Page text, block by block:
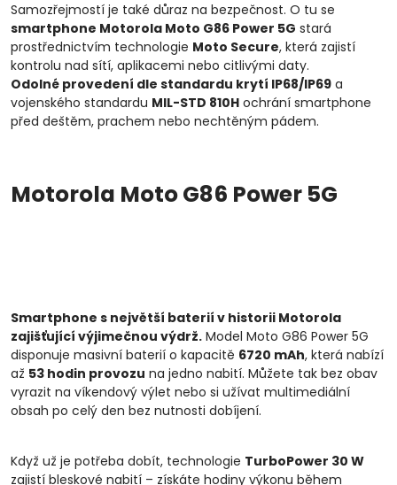
Samozřejmostí je také důraz na bezpečnost. O tu se
smartphone Motorola Moto G86 Power 5G stará
prostřednictvím technologie Moto Secure, která zajistí
kontrolu nad sítí, aplikacemi nebo citlivými daty.
Odolné provedení dle standardu krytí IP68/IP69 a
vojenského standardu MIL-STD 810H ochrání smartphone
před deštěm, prachem nebo nechtěným pádem.
Motorola Moto G86 Power 5G
Smartphone s největší baterií v historii Motorola
zajišťující výjimečnou výdrž. Model Moto G86 Power 5G
disponuje masivní baterií o kapacitě 6720 mAh, která nabízí
až 53 hodin provozu na jedno nabití. Můžete tak bez obav
vyrazit na víkendový výlet nebo si užívat multimediální
obsah po celý den bez nutnosti dobíjení.
Když už je potřeba dobít, technologie TurboPower 30 W
zajistí bleskové nabití – získáte hodiny výkonu během